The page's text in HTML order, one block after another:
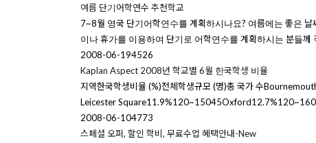
여름 단기어학연수 추천학교
7~8월 영국 단기어학연수를 계획하시나요? 여름에는 좋은
이나 휴가를 이용하여 단기로 어학연수를 계획하시는 분들께
2008-06-194526
Kaplan Aspect 2008년 학교별 6월 한국학생 비율
지역한국학생비율 (%)전체학생규모 (명)총 국가 수
Leicester
2008-06-104773
스페셜 오퍼, 할인 학비, 무료수업 혜택안내-New